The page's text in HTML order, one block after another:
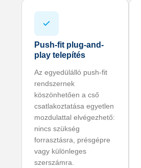
Push-fit plug-and-
play telepítés
Az egyedülálló push-fit
rendszernek
köszönhetően a cső
csatlakoztatása egyetlen
mozdulattal elvégezhető:
nincs szükség
forrasztásra, présgépre
vagy különleges
szerszámra.